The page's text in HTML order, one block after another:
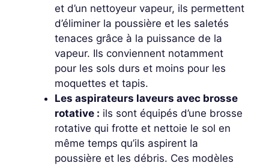
et d’un nettoyeur vapeur, ils permettent
d’éliminer la poussière et les saletés
tenaces grâce à la puissance de la
vapeur. Ils conviennent notamment
pour les sols durs et moins pour les
moquettes et tapis.
Les aspirateurs laveurs avec brosse
rotative : ils sont équipés d’une brosse
rotative qui frotte et nettoie le sol en
même temps qu’ils aspirent la
poussière et les débris. Ces modèles